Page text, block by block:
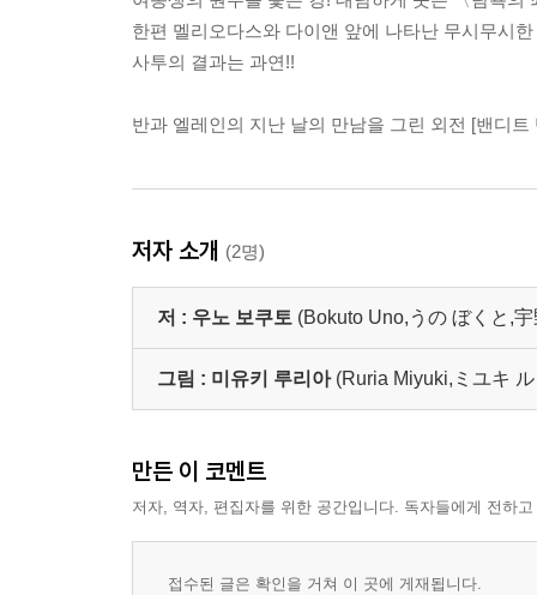
한편 멜리오다스와 다이앤 앞에 나타난 무시무시
사투의 결과는 과연!!
반과 엘레인의 지난 날의 만남을 그린 외전 [밴디트
저자 소개 (2명)
저 : 우노 보쿠토 (Bokuto Uno,うの ぼくと,
그림 : 미유키 루리아 (Ruria Miyuki,ミユキ
만든 이 코멘트
저자, 역자, 편집자를 위한 공간입니다. 독자들에게 전하
접수된 글은 확인을 거쳐 이 곳에 게재됩니다.